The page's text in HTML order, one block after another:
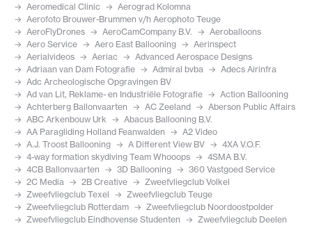
Aeromedical Clinic
Aerograd Kolomna
Aerofoto Brouwer-Brummen v/h Aerophoto Teuge
AeroFlyDrones
AeroCamCompany B.V.
Aeroballoons
Aero Service
Aero East Ballooning
Aerinspect
Aerialvideos
Aeriac
Advanced Aerospace Designs
Adriaan van Dam Fotografie
Admiral bvba
Adecs Airinfra
Adc Archeologische Opgravingen BV
Ad van Lit, Reklame- en Industriële Fotografie
Action Ballooning
Achterberg Ballonvaarten
AC Zeeland
Aberson Public Affairs
ABC Arkenbouw Urk
Abacus Ballooning B.V.
AA Paragliding Holland Feanwalden
A2 Video
A.J. Troost Ballooning
A Different View BV
4XA V.O.F.
4-way formation skydiving Team Whooops
4SMA B.V.
4CB Ballonvaarten
3D Ballooning
360 Vastgoed Service
2C Media
2B Creative
Zweefvliegclub Volkel
Zweefvliegclub Texel
Zweefvliegclub Teuge
Zweefvliegclub Rotterdam
Zweefvliegclub Noordoostpolder
Zweefvliegclub Eindhovense Studenten
Zweefvliegclub Deelen